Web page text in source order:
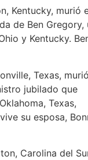
Kentucky, murió
de Ben Gregory,
y Kentucky.
Texas,
jubilado que
Texas,
su esposa,
Carolina del